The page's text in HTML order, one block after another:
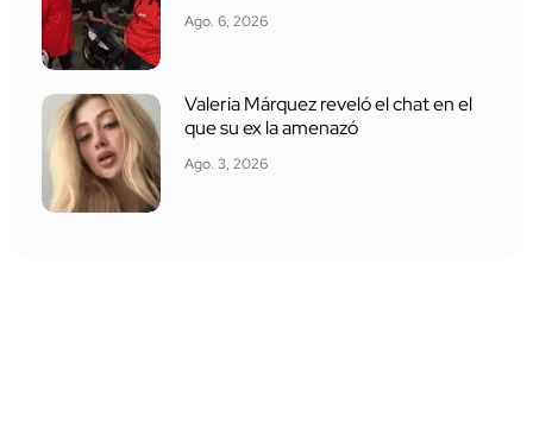
Ago. 6, 2026
Valeria Márquez reveló el chat en el
que su ex la amenazó
Ago. 3, 2026